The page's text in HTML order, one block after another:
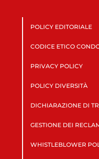
POLICY EDITORIALE
CODICE ETICO
PRIVACY POLICY
POLICY DIVERSITÀ
DICHIARAZIONE DI
GESTIONE DEI
WHISTLEBLOWER